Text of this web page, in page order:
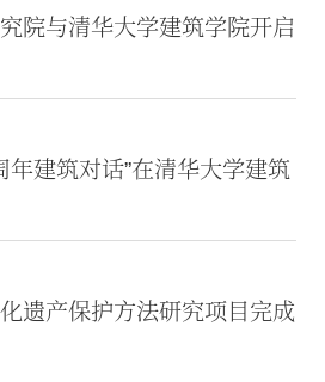
院与清华大学建筑学院开启
年建筑对话”在清华大学建筑
遗产保护方法研究项目完成